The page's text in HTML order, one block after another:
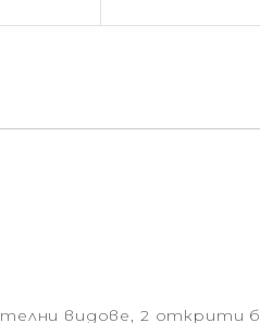
видове, 2 открити